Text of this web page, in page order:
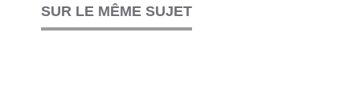
SUR LE MÊME SUJET